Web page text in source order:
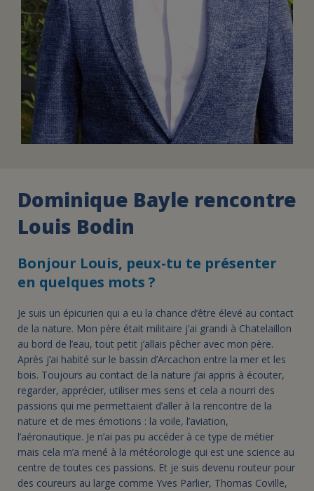
Dominique Bayle rencontre
Louis Bodin
Bonjour Louis, peux-tu te présenter
en quelques mots ?
Je suis un épicurien qui a eu la chance d’être élevé au contact
de la nature. Mon père était militaire j’ai grandi à Chatelaillon
au bord de l’eau, tout petit j’allais pêcher avec mon père.
Après j’ai habité sur le bassin d’Arcachon entre la mer et les
bois. Toujours au contact de la nature j’ai appris à écouter,
regarder, apprécier, utiliser mes sens et cela a nourri des
passions qui me permettaient d’aller à la rencontre de la
nature et de mes émotions : la voile, l’aviation,
l’aéronautique. Je n’ai pas pu accéder à ce type de métier
mais cela m’a mené à la météorologie qui est une science au
centre de toutes ces passions. Et je suis devenu routeur pour
des coureurs au large comme Yves Parlier, Thomas Coville,